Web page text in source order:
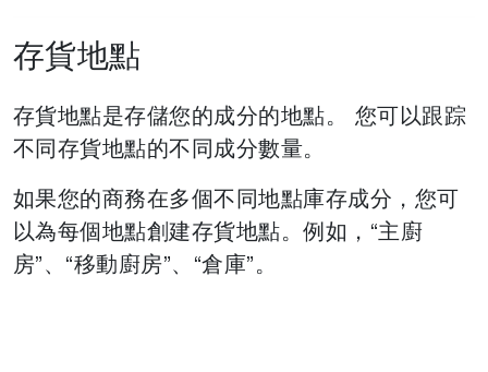
存貨地點
存貨地點是存儲您的成分的地點。
您可以跟踪
不同存貨地點的不同成分數量。
如果您的商務在多個不同地點庫存成分，您可
以為每個地點創建存貨地點。例如，“主廚
房”、“移動廚房”、“倉庫”。